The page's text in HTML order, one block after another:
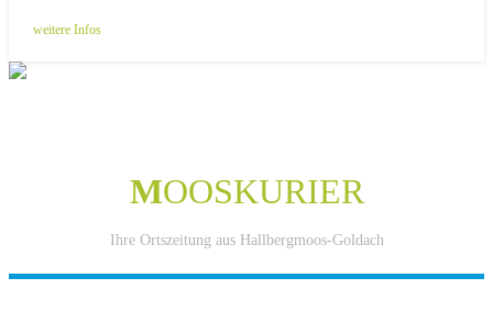
weitere Infos
MOOSKURIER
Ihre Ortszeitung aus Hallbergmoos-Goldach